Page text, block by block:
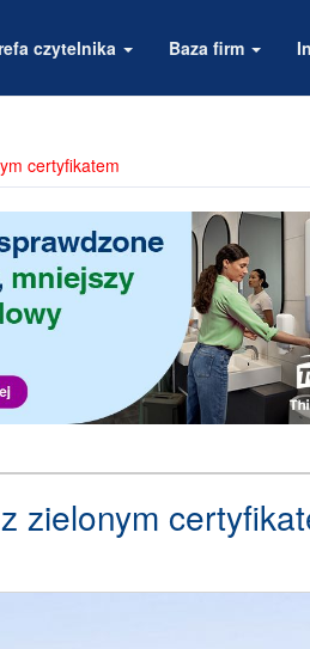
czytelnika Baza firm
certyfikatem
zielonym